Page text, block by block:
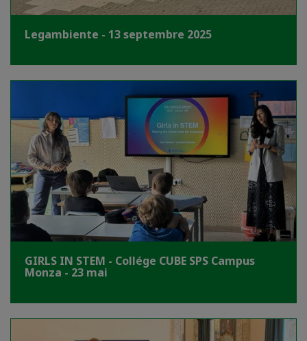
Legambiente - 13 septembre 2025
GIRLS IN STEM - Collége CUBE SPS Campus
Monza - 23 mai